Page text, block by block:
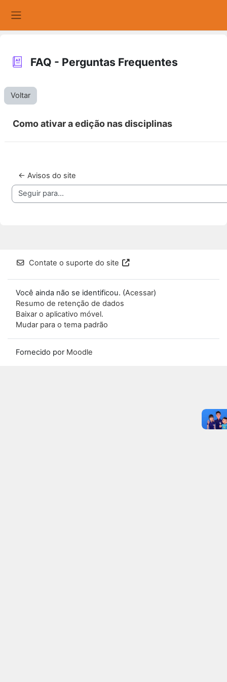
FAQ - Perguntas Frequentes
Voltar
Como ativar a edição nas disciplinas
← Avisos do site
Seguir para...
Contate o suporte do site
Você ainda não se identificou. (Acessar)
Resumo de retenção de dados
Baixar o aplicativo móvel.
Mudar para o tema padrão
Fornecido por Moodle